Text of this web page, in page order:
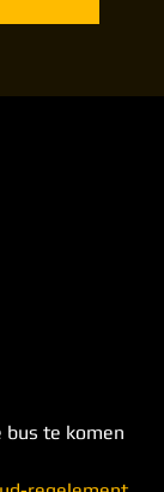
te komen